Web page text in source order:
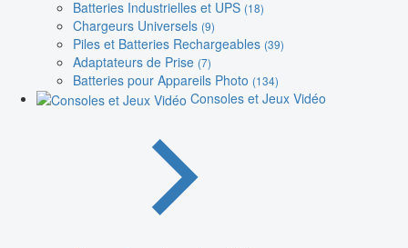
Batteries Industrielles et UPS (18)
Chargeurs Universels (9)
Piles et Batteries Rechargeables (39)
Adaptateurs de Prise (7)
Batteries pour Appareils Photo (134)
Consoles et Jeux Vidéo